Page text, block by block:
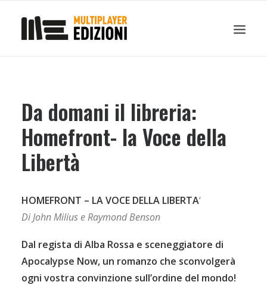
IN EVIDENZA
NEWS
CONTATTI
CHI SIAMO
DOWNLOAD
Da domani il libreria:
Homefront- la Voce della
Libertà
HOMEFRONT – LA VOCE DELLA LIBERTA‘
Di John Milius e Raymond Benson
Dal regista di Alba Rossa e sceneggiatore di
Apocalypse Now, un romanzo che sconvolgerà
ogni vostra convinzione sull’ordine del mondo!